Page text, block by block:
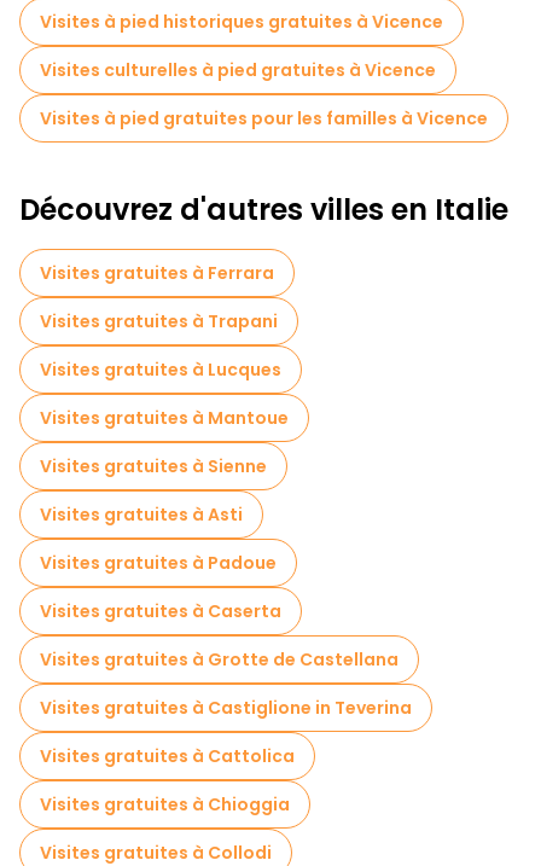
Visites à pied historiques gratuites à Vicence
Visites culturelles à pied gratuites à Vicence
Visites à pied gratuites pour les familles à Vicence
Découvrez d'autres villes en Italie
Visites gratuites à Ferrara
Visites gratuites à Trapani
Visites gratuites à Lucques
Visites gratuites à Mantoue
Visites gratuites à Sienne
Visites gratuites à Asti
Visites gratuites à Padoue
Visites gratuites à Caserta
Visites gratuites à Grotte de Castellana
Visites gratuites à Castiglione in Teverina
Visites gratuites à Cattolica
Visites gratuites à Chioggia
Visites gratuites à Collodi